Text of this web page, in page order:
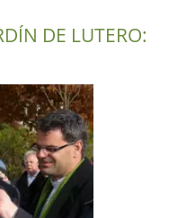
DE LUTERO: